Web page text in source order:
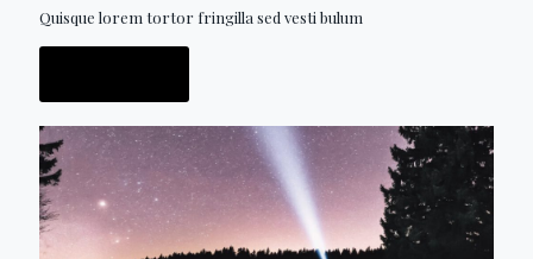
Quisque lorem tortor fringilla sed vesti bulum